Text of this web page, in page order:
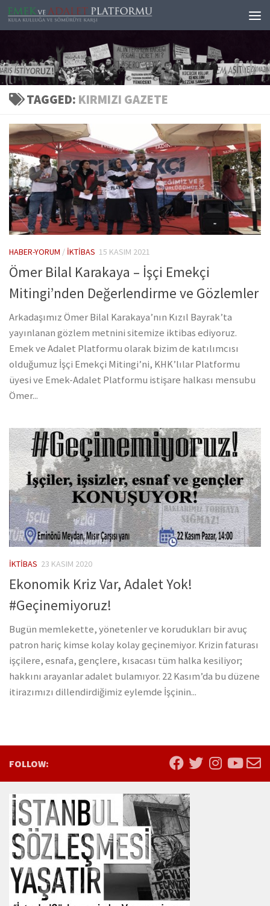
Skip to content
TAGGED: KIRMIZI GAZETE
HABER-YORUM / İKTIBAS 15 KASIM 2021
Ömer Bilal Karakaya – İşçi Emekçi
Mitingi’nden Değerlendirme ve Gözlemler
Arkadaşımız Ömer Bilal Karakaya’nın Kızıl Bayrak’ta
yayınlanan gözlem metnini sitemize iktibas ediyoruz.
Emek ve Adalet Platformu olarak bizim de katılımcısı
olduğumuz İşçi Emekçi Mitingi’ni, KHK’lılar Platformu
üyesi ve Emek-Adalet Platformu istişare halkası mensubu
Ömer...
İKTIBAS 23 KASIM 2020
Ekonomik Kriz Var, Adalet Yok!
#Geçinemiyoruz!
Bugün memlekette, yönetenler ve korudukları bir avuç
patron hariç kimse kolay kolay geçinemiyor. Krizin faturası
işçilere, esnafa, gençlere, kısacası tüm halka kesiliyor;
hakkını arayanlar adalet bulamıyor. 22 Kasım’da bu düzene
itirazımızı dillendirdiğimiz eylemde İşçinin...
FOLLOW: